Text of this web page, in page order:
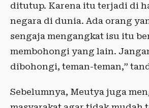
ditutup. Karena itu terjadi di
negara di dunia. Ada orang
sengaja mengangkat isu itu
membohongi yang lain.
dibohongi, teman-teman,”
Sebelumnya, Meutya juga